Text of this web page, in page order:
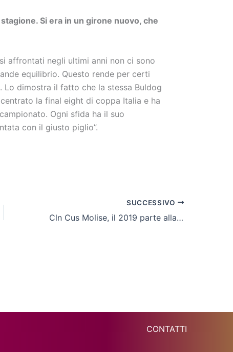
Si era in un girone nuovo, che
affrontati negli ultimi anni non ci sono
equilibrio. Questo rende per certi
dimostra il fatto che la stessa Buldog
la final eight di coppa Italia e ha
Ogni sfida ha il suo
con il giusto piglio”.
SUCCESSIVO
Cln Cus Molise, il 2019 parte alla grande: Fano al tappeto
CONTATTI